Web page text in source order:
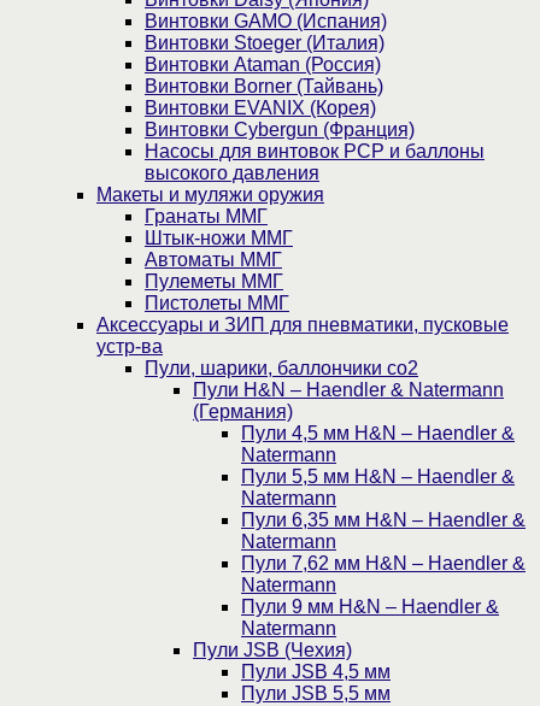
Винтовки GAMO (Испания)
Винтовки Stoeger (Италия)
Винтовки Ataman (Россия)
Винтовки Borner (Тайвань)
Винтовки EVANIX (Корея)
Винтовки Cybergun (Франция)
Насосы для винтовок PCP и баллоны
высокого давления
Макеты и муляжи оружия
Гранаты ММГ
Штык-ножи ММГ
Автоматы ММГ
Пулеметы ММГ
Пистолеты ММГ
Аксессуары и ЗИП для пневматики, пусковые
устр-ва
Пули, шарики, баллончики со2
Пули H&N – Haendler & Natermann
(Германия)
Пули 4,5 мм H&N – Haendler &
Natermann
Пули 5,5 мм H&N – Haendler &
Natermann
Пули 6,35 мм H&N – Haendler &
Natermann
Пули 7,62 мм H&N – Haendler &
Natermann
Пули 9 мм H&N – Haendler &
Natermann
Пули JSB (Чехия)
Пули JSB 4,5 мм
Пули JSB 5,5 мм